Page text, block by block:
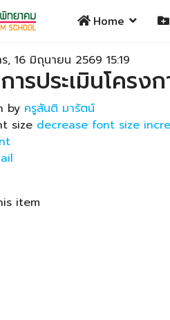
Home
, 16 มิถุนายน 2569 15:19
ารประเมินโคร
by ครูสันติ มารัตน์
size decrease font size
item